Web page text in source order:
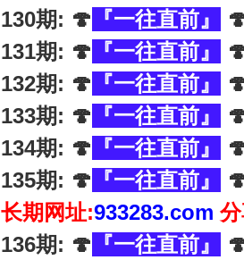
130期: 🍄 『一往直前』
131期: 🍄 『一往直前』
132期: 🍄 『一往直前』
133期: 🍄 『一往直前』
134期: 🍄 『一往直前』
135期: 🍄 『一往直前』
长期网址:933283.com
136期: 🍄 『一往直前』